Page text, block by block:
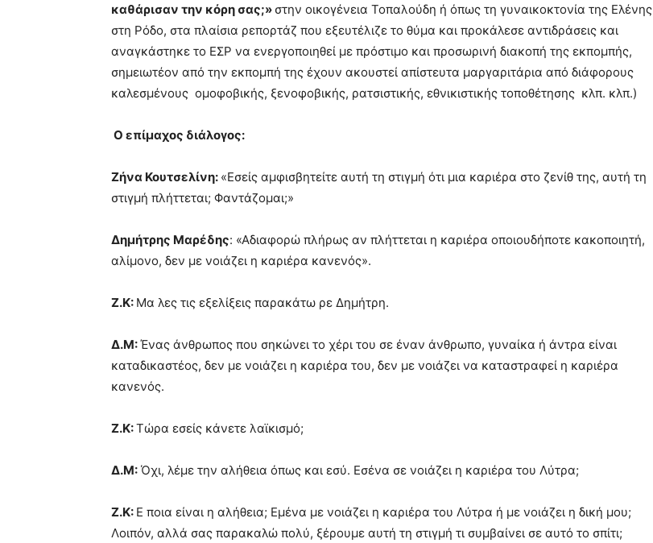
καθάρισαν την κόρη σας;» στην οικογένεια Τοπαλούδη ή όπως τη γυναικοκτονία της Ελένης
στη Ρόδο, στα πλαίσια ρεπορτάζ που εξευτέλιζε το θύμα και προκάλεσε αντιδράσεις και
αναγκάστηκε το ΕΣΡ να ενεργοποιηθεί με πρόστιμο και προσωρινή διακοπή της εκπομπής,
σημειωτέον από την εκπομπή της έχουν ακουστεί απίστευτα μαργαριτάρια από διάφορους
καλεσμένους ομοφοβικής, ξενοφοβικής, ρατσιστικής, εθνικιστικής τοποθέτησης κλπ. κλπ.)
Ο επίμαχος διάλογος:
Ζήνα Κουτσελίνη: «Εσείς αμφισβητείτε αυτή τη στιγμή ότι μια καριέρα στο ζενίθ της, αυτή τη
στιγμή πλήττεται; Φαντάζομαι;»
Δημήτρης Μαρέδης: «Αδιαφορώ πλήρως αν πλήττεται η καριέρα οποιουδήποτε κακοποιητή,
αλίμονο, δεν με νοιάζει η καριέρα κανενός».
Ζ.Κ: Μα λες τις εξελίξεις παρακάτω ρε Δημήτρη.
Δ.Μ:Ένας άνθρωπος που σηκώνει το χέρι του σε έναν άνθρωπο, γυναίκα ή άντρα είναι
καταδικαστέος, δεν με νοιάζει η καριέρα του, δεν με νοιάζει να καταστραφεί η καριέρα
κανενός.
Ζ.Κ:Τώρα εσείς κάνετε λαϊκισμό;
Δ.Μ: Όχι, λέμε την αλήθεια όπως και εσύ. Εσένα σε νοιάζει η καριέρα του Λύτρα;
Ζ.Κ: Ε ποια είναι η αλήθεια; Εμένα με νοιάζει η καριέρα του Λύτρα ή με νοιάζει η δική μου;
Λοιπόν, αλλά σας παρακαλώ πολύ, ξέρουμε αυτή τη στιγμή τι συμβαίνει σε αυτό το σπίτι;